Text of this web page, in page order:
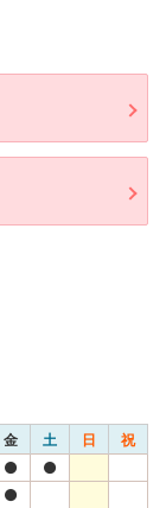
金 土 日 祝